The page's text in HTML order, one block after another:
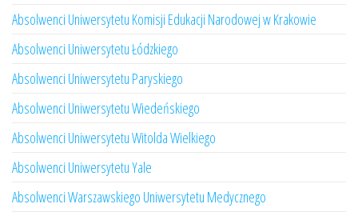
Absolwenci Uniwersytetu Komisji Edukacji Narodowej w Krakowie
Absolwenci Uniwersytetu Łódzkiego
Absolwenci Uniwersytetu Paryskiego
Absolwenci Uniwersytetu Wiedeńskiego
Absolwenci Uniwersytetu Witolda Wielkiego
Absolwenci Uniwersytetu Yale
Absolwenci Warszawskiego Uniwersytetu Medycznego